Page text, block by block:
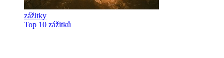
zážitky
Top 10 zážitků